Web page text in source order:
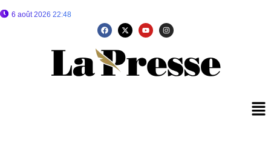
6 août 2026 22:48